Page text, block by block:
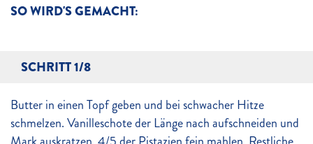
SO WIRD'S GEMACHT:
SCHRITT 1/8
Butter in einen Topf geben und bei schwacher Hitze
schmelzen. Vanilleschote der Länge nach aufschneiden und